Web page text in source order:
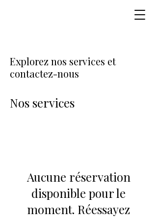
Explorez nos services et
contactez-nous
Nos services
Aucune réservation
disponible pour le
moment. Réessayez